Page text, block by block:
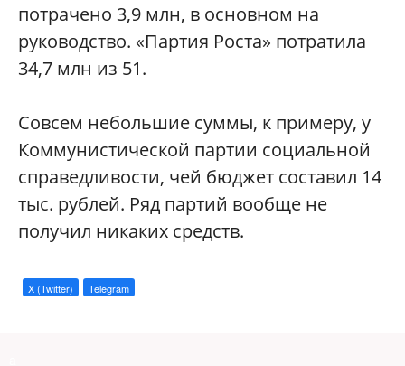
потрачено 3,9 млн, в основном на
руководство. «Партия Роста» потратила
34,7 млн из 51.
Совсем небольшие суммы, к примеру, у
Коммунистической партии социальной
справедливости, чей бюджет составил 14
тыс. рублей. Ряд партий вообще не
получил никаких средств.
X (Twitter) Telegram